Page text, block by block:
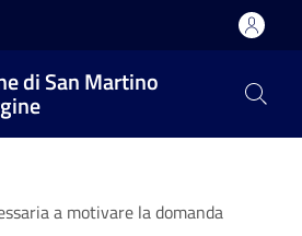
di San Martino
a motivare la domanda